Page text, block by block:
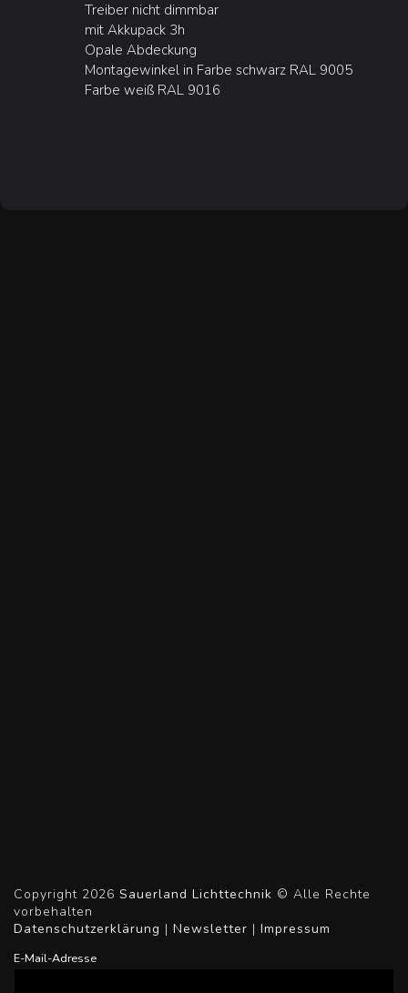
Treiber nicht dimmbar
mit Akkupack 3h
Opale Abdeckung
Montagewinkel in Farbe schwarz RAL 9005
Farbe weiß RAL 9016
Copyright 2026 Sauerland Lichttechnik © Alle Rechte
vorbehalten
Datenschutzerklärung | Newsletter | Impressum
E-Mail-Adresse